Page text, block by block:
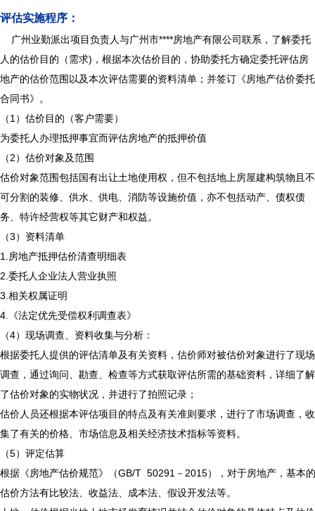
评估实施程序：
广州业勤派出项目负责人与广州市****房地产有限公司联系，了解委托
人的估价目的（需求)，根据本次估价目的，协助委托方确定委托评估房
地产的估价范围以及本次评估需要的资料清单；并签订《房地产估价委托
合同书》。
（1）估价目的（客户需要）
为委托人办理抵押事宜而评估房地产的抵押价值
（2）估价对象及范围
估价对象范围包括国有出让土地使用权，但不包括地上房屋建构筑物且不
可分割的装修、供水、供电、消防等设施价值，亦不包括动产、债权债
务、特许经营权等其它财产和权益。
（3）资料清单
1.房地产抵押估价清查明细表
2.委托人企业法人营业执照
3.相关权属证明
4.《法定优先受偿权利调查表》
（4）现场调查、资料收集与分析：
根据委托人提供的评估清单及有关资料，估价师对被估价对象进行了现场
调查，通过询问、勘查、检查等方式获取评估所需的基础资料，详细了解
了估价对象的实物状况，并进行了拍照记录；
估价人员还根据本评估项目的特点及有关准则要求，进行了市场调查，收
集了有关的价格、市场信息及相关经济技术指标等资料。
（5）评定估算
根据《房地产估价规范》（GB/T 50291－2015），对于房地产，基本的
估价方法有比较法、收益法、成本法、假设开发法等。